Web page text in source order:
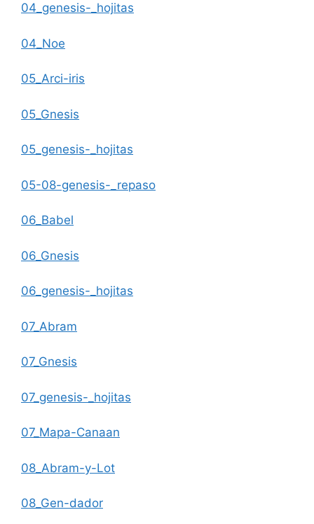
04_genesis-_hojitas
04_Noe
05_Arci-iris
05_Gnesis
05_genesis-_hojitas
05-08-genesis-_repaso
06_Babel
06_Gnesis
06_genesis-_hojitas
07_Abram
07_Gnesis
07_genesis-_hojitas
07_Mapa-Canaan
08_Abram-y-Lot
08_Gen-dador